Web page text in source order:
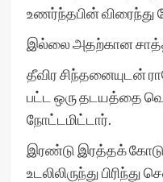
உணர்ந்தபின்
இல்லை அதற்கான
தீவிர சிந்தனையுடன்
பட்ட ஒரு தடயத்தை
நோட்டமிட்டார்.
இரண்டு இரத்தக்
உடலிலிருந்து